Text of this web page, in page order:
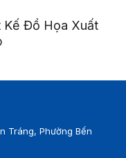
Kế Đồ Họa Xuất
Tráng, Phường Bến